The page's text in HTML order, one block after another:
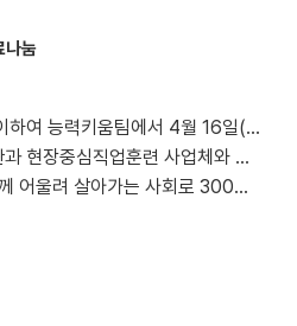
나눔
력키움팀에서 4월 16일(목) 지역사회
업장애인 사업체를 대상으로 무료음료나눔을 진행하였습니다.
사회로 300명에게 커피와 아이스티를 드렸습니다.